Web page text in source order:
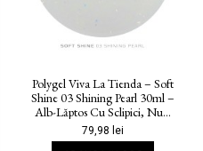
Polygel Viva La Tienda – Soft
Shine 03 Shining Pearl 30ml –
Alb-Lăptos Cu Sclipici, Nu...
79,98 lei